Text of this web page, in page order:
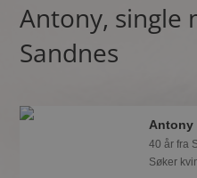
Antony, single
Sandnes
Antony
40 år fra
Søker